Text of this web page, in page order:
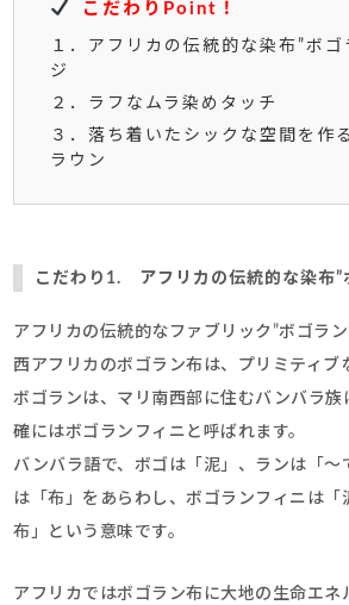
こだわりPoint！
１．アフリカの伝統的な染布”ボゴ
ジ
２．ラフなムラ染めタッチ
３．落ち着いたシックな空間を作
ラウン
こだわり1. アフリカの伝統的な染布”
アフリカの伝統的なファブリック”ボゴラ
西アフリカのボゴラン布は、プリミティブ
ボゴランは、マリ南西部に住むバンバラ族
確にはボゴランフィニと呼ばれます。
バンバラ語で、ボゴは「泥」、ランは「～
は「布」をあらわし、ボゴランフィニは「
布」という意味です。
アフリカではボゴラン布に大地の生命エネ